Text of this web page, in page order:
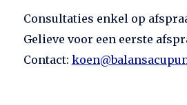
Consultaties enkel op
Gelieve voor een eerste
Contact: